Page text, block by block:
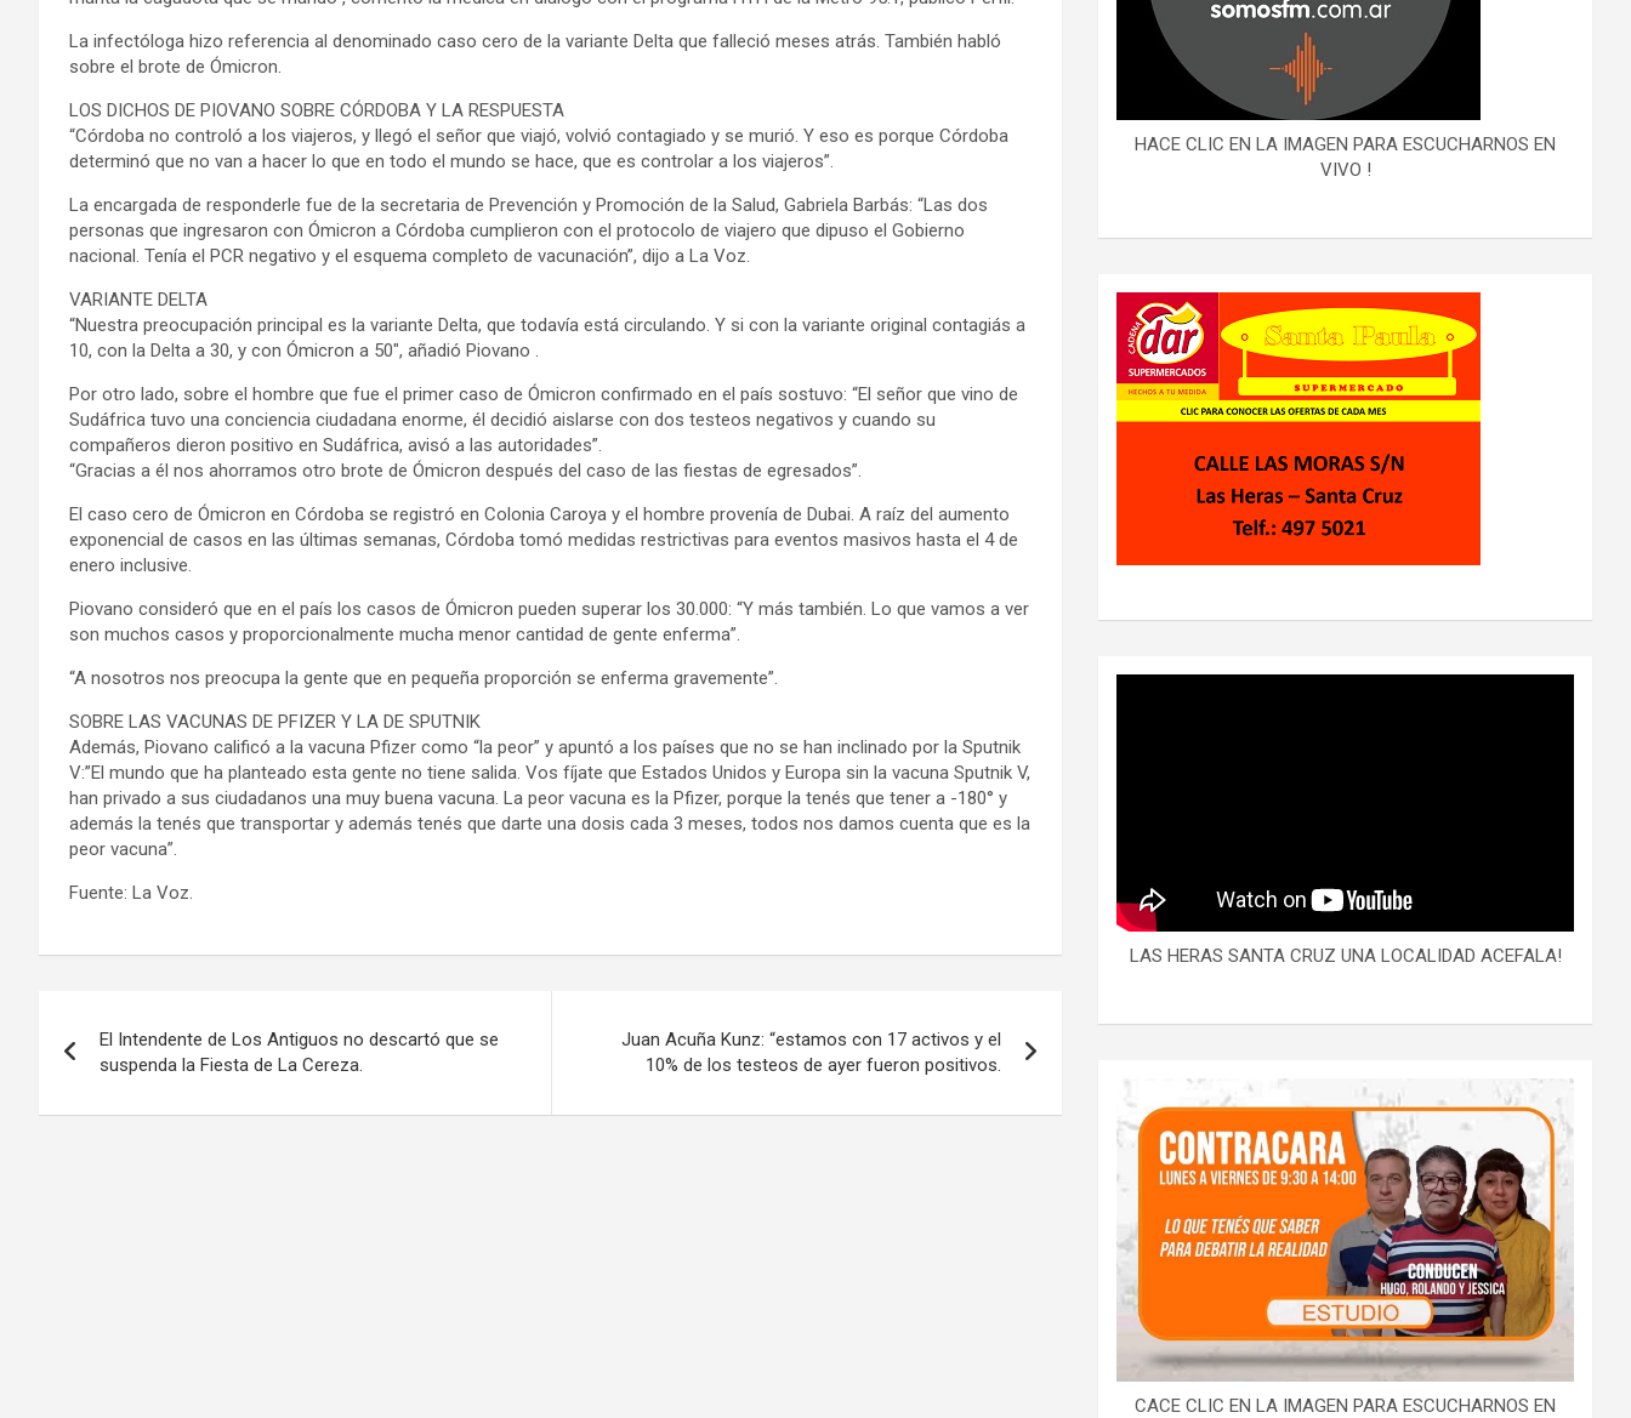
La infectóloga hizo referencia al denominado caso cero de la variante Delta que falleció meses atrás. También habló
sobre el brote de Ómicron.
LOS DICHOS DE PIOVANO SOBRE CÓRDOBA Y LA RESPUESTA
“Córdoba no controló a los viajeros, y llegó el señor que viajó, volvió contagiado y se murió. Y eso es porque Córdoba
determinó que no van a hacer lo que en todo el mundo se hace, que es controlar a los viajeros”.
La encargada de responderle fue de la secretaria de Prevención y Promoción de la Salud, Gabriela Barbás: “Las dos
personas que ingresaron con Ómicron a Córdoba cumplieron con el protocolo de viajero que dipuso el Gobierno
nacional. Tenía el PCR negativo y el esquema completo de vacunación”, dijo a La Voz.
VARIANTE DELTA
“Nuestra preocupación principal es la variante Delta, que todavía está circulando. Y si con la variante original contagiás a
10, con la Delta a 30, y con Ómicron a 50″, añadió Piovano .
Por otro lado, sobre el hombre que fue el primer caso de Ómicron confirmado en el país sostuvo: “El señor que vino de
Sudáfrica tuvo una conciencia ciudadana enorme, él decidió aislarse con dos testeos negativos y cuando su
compañeros dieron positivo en Sudáfrica, avisó a las autoridades”.
“Gracias a él nos ahorramos otro brote de Ómicron después del caso de las fiestas de egresados”.
El caso cero de Ómicron en Córdoba se registró en Colonia Caroya y el hombre provenía de Dubai. A raíz del aumento
exponencial de casos en las últimas semanas, Córdoba tomó medidas restrictivas para eventos masivos hasta el 4 de
enero inclusive.
Piovano consideró que en el país los casos de Ómicron pueden superar los 30.000: “Y más también. Lo que vamos a ver
son muchos casos y proporcionalmente mucha menor cantidad de gente enferma”.
“A nosotros nos preocupa la gente que en pequeña proporción se enferma gravemente”.
SOBRE LAS VACUNAS DE PFIZER Y LA DE SPUTNIK
Además, Piovano calificó a la vacuna Pfizer como “la peor” y apuntó a los países que no se han inclinado por la Sputnik
V:”El mundo que ha planteado esta gente no tiene salida. Vos fíjate que Estados Unidos y Europa sin la vacuna Sputnik V,
han privado a sus ciudadanos una muy buena vacuna. La peor vacuna es la Pfizer, porque la tenés que tener a -180° y
además la tenés que transportar y además tenés que darte una dosis cada 3 meses, todos nos damos cuenta que es la
peor vacuna”.
Fuente: La Voz.
de
entradas
El Intendente de Los Antiguos no descartó que se
suspenda la Fiesta de La Cereza.
Juan Acuña Kunz: “estamos con 17 activos y el
10% de los testeos de ayer fueron positivos.
HACE CLIC EN LA IMAGEN PARA ESCUCHARNOS EN
VIVO !
LAS HERAS SANTA CRUZ UNA LOCALIDAD ACEFALA!
CACE CLIC EN LA IMAGEN PARA ESCUCHARNOS EN